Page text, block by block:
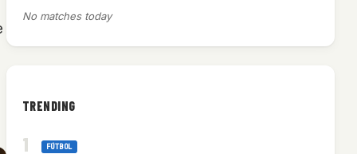
No matches today
TRENDING
FÚTBOL